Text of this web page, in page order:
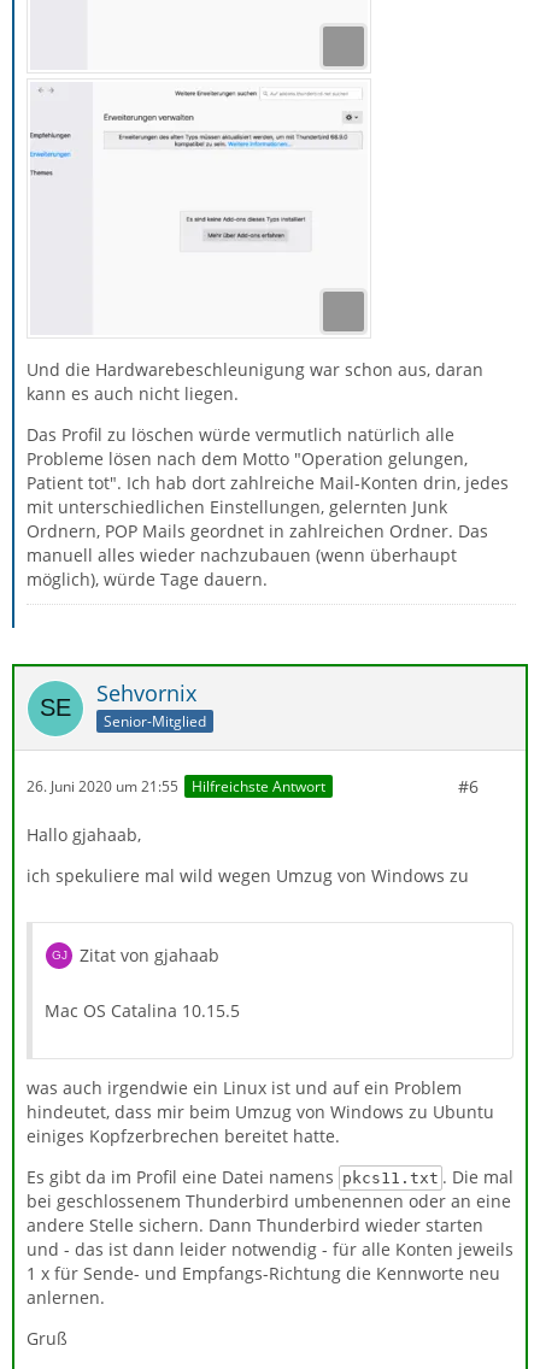
Und die Hardwarebeschleunigung war schon aus, daran
kann es auch nicht liegen.
Das Profil zu löschen würde vermutlich natürlich alle
Probleme lösen nach dem Motto "Operation gelungen,
Patient tot". Ich hab dort zahlreiche Mail-Konten drin, jedes
mit unterschiedlichen Einstellungen, gelernten Junk
Ordnern, POP Mails geordnet in zahlreichen Ordner. Das
manuell alles wieder nachzubauen (wenn überhaupt
möglich), würde Tage dauern.
Sehvornix
Senior-Mitglied
26. Juni 2020 um 21:55 Hilfreichste Antwort #6
Hallo gjahaab,
ich spekuliere mal wild wegen Umzug von Windows zu
Zitat von gjahaab
Mac OS Catalina 10.15.5
was auch irgendwie ein Linux ist und auf ein Problem
hindeutet, dass mir beim Umzug von Windows zu Ubuntu
einiges Kopfzerbrechen bereitet hatte.
Es gibt da im Profil eine Datei namens pkcs11.txt . Die mal
bei geschlossenem Thunderbird umbenennen oder an eine
andere Stelle sichern. Dann Thunderbird wieder starten
und - das ist dann leider notwendig - für alle Konten jeweils
1 x für Sende- und Empfangs-Richtung die Kennworte neu
anlernen.
Gruß